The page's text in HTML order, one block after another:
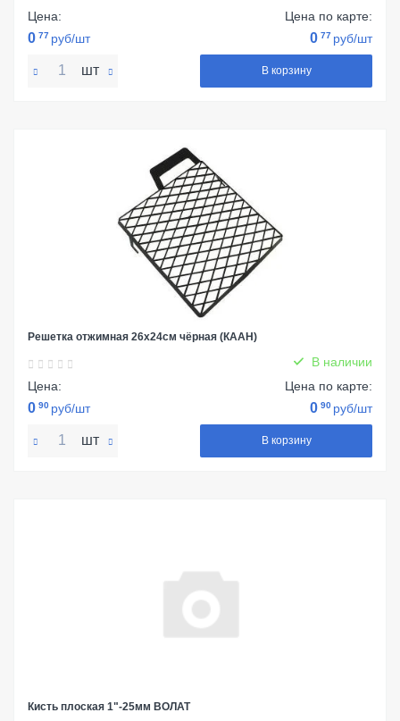
Цена:
0 77 руб/шт
Цена по карте:
0 77 руб/шт
шт В корзину
Решетка отжимная 26х24см чёрная (КААН)
В наличии
Цена:
0 90 руб/шт
Цена по карте:
0 90 руб/шт
шт В корзину
Кисть плоская 1"-25мм ВОЛАТ